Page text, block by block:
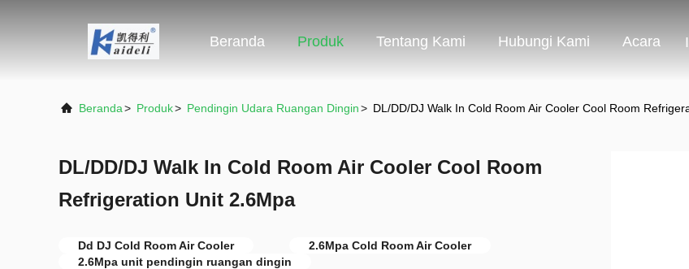
Beranda Produk Tentang Kami Hubungi Kami Acara
Beranda> Produk> Pendingin Udara Ruangan Dingin> DL/DD/DJ Walk In Cold Room Air Cooler Cool Room
DL/DD/DJ Walk In Cold Room Air Cooler Cool Room
Refrigeration Unit 2.6Mpa
Dd DJ Cold Room Air Cooler
2.6Mpa Cold Room Air Cooler
2.6Mpa unit pendingin ruangan dingin